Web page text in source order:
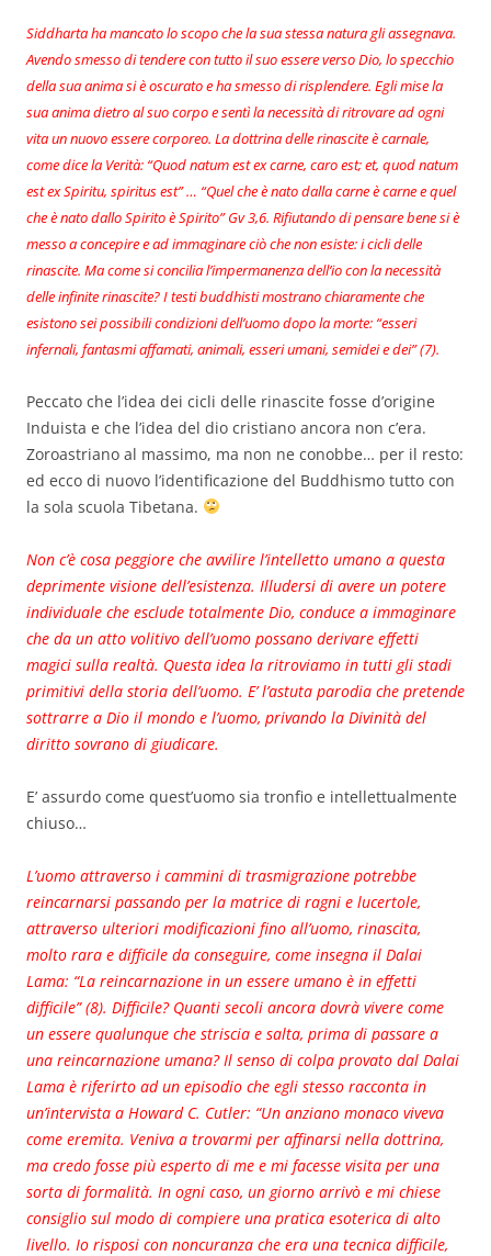
Siddharta ha mancato lo scopo che la sua stessa natura gli assegnava.
Avendo smesso di tendere con tutto il suo essere verso Dio, lo specchio
della sua anima si è oscurato e ha smesso di risplendere. Egli mise la
sua anima dietro al suo corpo e sentì la necessità di ritrovare ad ogni
vita un nuovo essere corporeo. La dottrina delle rinascite è carnale,
come dice la Verità: “Quod natum est ex carne, caro est; et, quod natum
est ex Spiritu, spiritus est” … “Quel che è nato dalla carne è carne e quel
che è nato dallo Spirito è Spirito” Gv 3,6. Rifiutando di pensare bene si è
messo a concepire e ad immaginare ciò che non esiste: i cicli delle
rinascite. Ma come si concilia l’impermanenza dell’io con la necessità
delle infinite rinascite? I testi buddhisti mostrano chiaramente che
esistono sei possibili condizioni dell’uomo dopo la morte: “esseri
infernali, fantasmi affamati, animali, esseri umani, semidei e dei” (7).
Peccato che l’idea dei cicli delle rinascite fosse d’origine
Induista e che l’idea del dio cristiano ancora non c’era.
Zoroastriano al massimo, ma non ne conobbe… per il resto:
ed ecco di nuovo l’identificazione del Buddhismo tutto con
la sola scuola Tibetana.
Non c’è cosa peggiore che avvilire l’intelletto umano a questa
deprimente visione dell’esistenza. Illudersi di avere un potere
individuale che esclude totalmente Dio, conduce a immaginare
che da un atto volitivo dell’uomo possano derivare effetti
magici sulla realtà. Questa idea la ritroviamo in tutti gli stadi
primitivi della storia dell’uomo. E’ l’astuta parodia che pretende
sottrarre a Dio il mondo e l’uomo, privando la Divinità del
diritto sovrano di giudicare.
E’ assurdo come quest’uomo sia tronfio e intellettualmente
chiuso…
L’uomo attraverso i cammini di trasmigrazione potrebbe
reincarnarsi passando per la matrice di ragni e lucertole,
attraverso ulteriori modificazioni fino all’uomo, rinascita,
molto rara e difficile da conseguire, come insegna il Dalai
Lama: “La reincarnazione in un essere umano è in effetti
difficile” (8). Difficile? Quanti secoli ancora dovrà vivere come
un essere qualunque che striscia e salta, prima di passare a
una reincarnazione umana? Il senso di colpa provato dal Dalai
Lama è riferirto ad un episodio che egli stesso racconta in
un’intervista a Howard C. Cutler: “Un anziano monaco viveva
come eremita. Veniva a trovarmi per affinarsi nella dottrina,
ma credo fosse più esperto di me e mi facesse visita per una
sorta di formalità. In ogni caso, un giorno arrivò e mi chiese
consiglio sul modo di compiere una pratica esoterica di alto
livello. Io risposi con noncuranza che era una tecnica difficile,